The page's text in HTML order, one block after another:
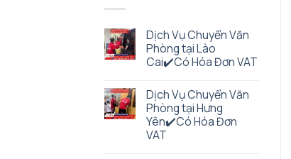
Dịch Vụ Chuyển Văn
Phòng tại Lào
Cai✔️Có Hóa Đơn VAT
Dịch Vụ Chuyển Văn
Phòng tại Hưng
Yên✔️Có Hóa Đơn
VAT